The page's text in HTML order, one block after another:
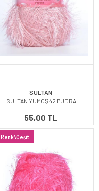
SULTAN
SULTAN YUMOŞ 42 PUDRA
55,00 TL
Renk\Çeşit